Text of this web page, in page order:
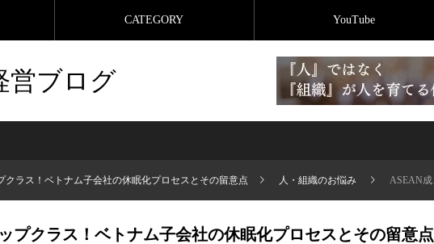
CATEGORY YouTube
営ブログ
クラス！ベトナム子会社の休眠化プロセスとその留意点 人・組織のお悩み ASEAN成長率トップクラス！ベトナム子会社の休眠化プロセスとその留意点
プクラス！ベトナム子会社の休眠化プロセスとその留意点